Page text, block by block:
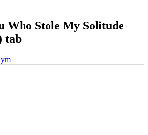
Who Stole My Solitude –
tab